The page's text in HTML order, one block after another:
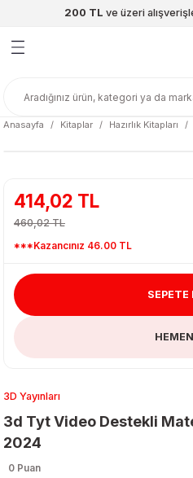
200 TL ve üzeri
Geri Dön
Geri Dön
& Matara
Geri Dön
Geri Dön
Geri Dön
Geri Dön
Anasayfa
Kitaplar Hazırlık Kitapları
3D Yayınları
3d Tyt Video Destekli
2024
0 Puan
414,02 TL
460,02 TL
***Kazancınız 46.00 TL
SEPETE